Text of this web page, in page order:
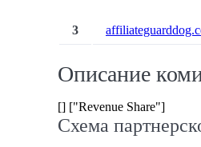
3
Описание
[] ["Revenue Share"]
Схема